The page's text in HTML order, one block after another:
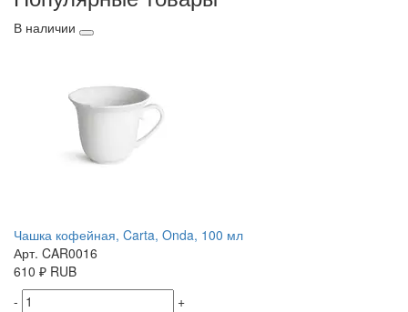
В наличии
Чашка кофейная, Carta, Onda, 100 мл
Арт. CAR0016
610 ₽ RUB
-
+